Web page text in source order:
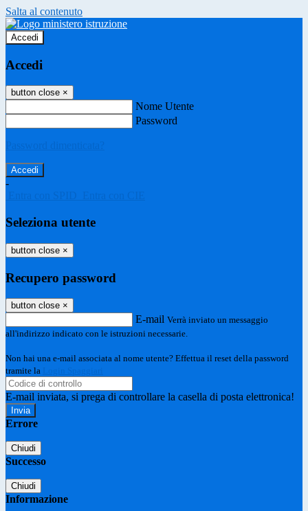
Salta al contenuto
Accedi
Accedi
button close ×
Nome Utente
Password
Password dimenticata?
-
Entra con SPID
Entra con CIE
Seleziona utente
button close ×
Recupero password
button close ×
E-mail Verrà inviato un messaggio
all'indirizzo indicato con le istruzioni necessarie.
Non hai una e-mail associata al nome utente? Effettua il reset della password
tramite la
Login Spaggiari
E-mail inviata, si prega di controllare la casella di posta elettronica!
Errore
Chiudi
Successo
Chiudi
Informazione